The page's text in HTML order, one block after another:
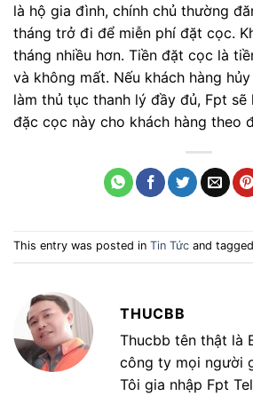
là hộ gia đình, chính chủ thường
tháng trở đi để miễn phí đặt cọc.
tháng nhiều hơn. Tiền đặt cọc là
và không mất. Nếu khách hàng
làm thủ tục thanh lý đầy đủ, Fpt sẽ
đặc cọc này cho khách hàng theo
This entry was posted in Tin Tức and tagged
THUCBB
Thucbb tên thật là
công ty mọi người
Tôi gia nhập Fpt